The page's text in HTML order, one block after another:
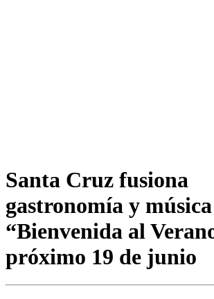
Santa Cruz fusiona
gastronomía y
“Bienvenida al
próximo 19 de junio